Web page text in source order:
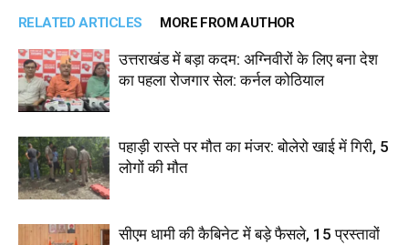
RELATED ARTICLES MORE FROM AUTHOR
उत्तराखंड में बड़ा कदम: अग्निवीरों के लिए बना देश
का पहला रोजगार सेल: कर्नल कोठियाल
पहाड़ी रास्ते पर मौत का मंजर: बोलेरो खाई में गिरी, 5
लोगों की मौत
सीएम धामी की कैबिनेट में बड़े फैसले, 15 प्रस्तावों